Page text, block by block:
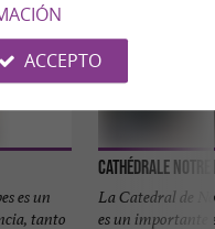
es un
tanto
Cathédrale Notre
La Catedral de
es un importante
ACCEPTO